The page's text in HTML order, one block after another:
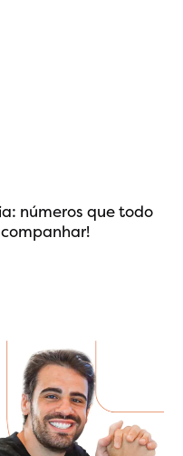
números que todo